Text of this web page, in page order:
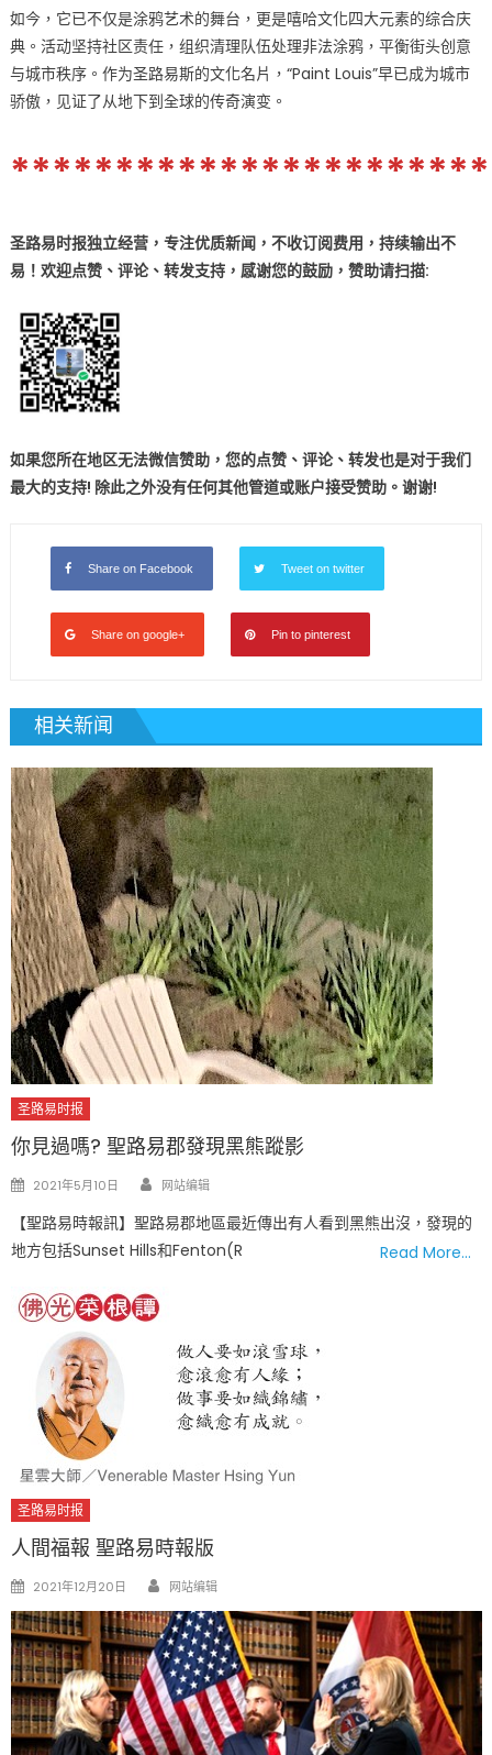
如今，它已不仅是涂鸦艺术的舞台，更是嘻哈文化四大元素的综合庆
典。活动坚持社区责任，组织清理队伍处理非法涂鸦，平衡街头创意
与城市秩序。作为圣路易斯的文化名片，“Paint Louis”早已成为城市
骄傲，见证了从地下到全球的传奇演变。
圣路易时报独立经营，专注优质新闻，不收订阅费用，持续输出不
易！欢迎点赞、评论、转发支持，感谢您的鼓励， 赞助请扫描:
如果您所在地区无法微信赞助，您的点赞、评论、转发也是对于我们
最大的支持! 除此之外没有任何其他管道或账户接受赞助。谢谢!
Share on Facebook Tweet on twitter
Share on google+ Pin to pinterest
相关新闻
圣路易时报
你見過嗎? 聖路易郡發現黑熊蹤影
Posted
2021年5月10日 Author
网站编辑
【聖路易時報訊】聖路易郡地區最近傳出有人看到黑熊出沒，發現的
地方包括Sunset Hills和Fenton(R
Read More…
圣路易时报
人間福報 聖路易時報版
Posted
on
2021年12月20日 Author
网站编辑